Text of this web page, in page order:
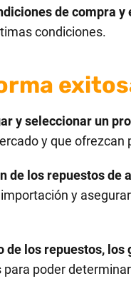
de compra y
condiciones.
y seleccionar un
y que ofrezcan
los repuestos de
y
los repuestos, los
poder